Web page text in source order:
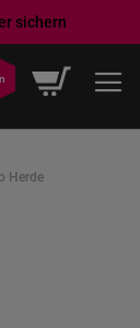
sichern
Mein
Herde